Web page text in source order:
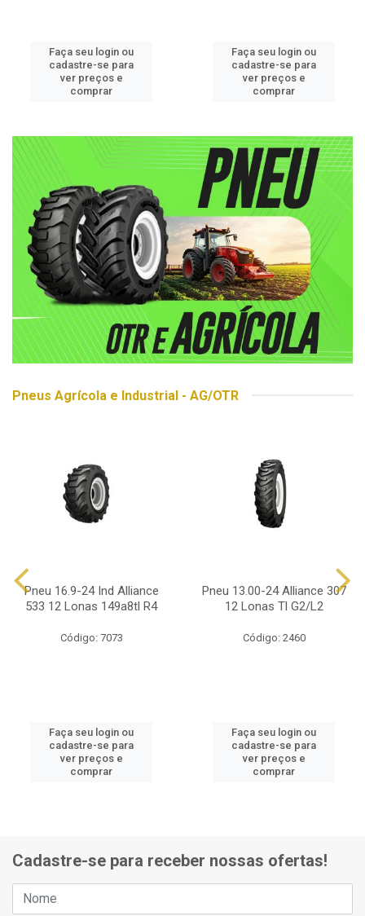
Faça seu login ou
cadastre-se para
ver preços e
comprar
Faça seu login ou
cadastre-se para
ver preços e
comprar
Pneus Agrícola e Industrial - AG/OTR
Pneu 16.9-24 Ind Alliance
533 12 Lonas 149a8tl R4
Código: 7073
Faça seu login ou
cadastre-se para
ver preços e
comprar
Pneu 13.00-24 Alliance 307
12 Lonas Tl G2/L2
Código: 2460
Faça seu login ou
cadastre-se para
ver preços e
comprar
Cadastre-se para receber nossas ofertas!